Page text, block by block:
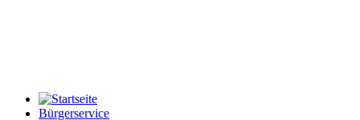
Bürgerservice